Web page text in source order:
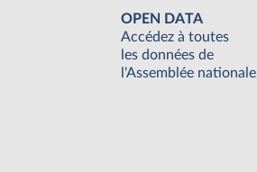
OPEN DATA
Accédez à toutes
les données de
l'Assemblée nationale